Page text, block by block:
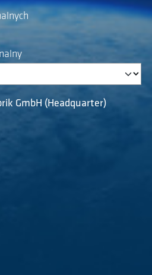
GmbH (Headquarter)